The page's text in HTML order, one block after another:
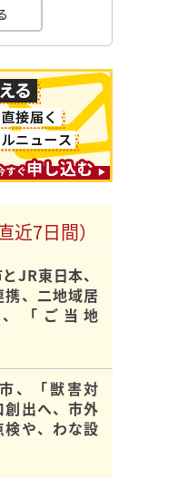
近7日間）
JR東日本、
、二地域居
「ご当地
、「獣害対
出へ、市外
や、わな設